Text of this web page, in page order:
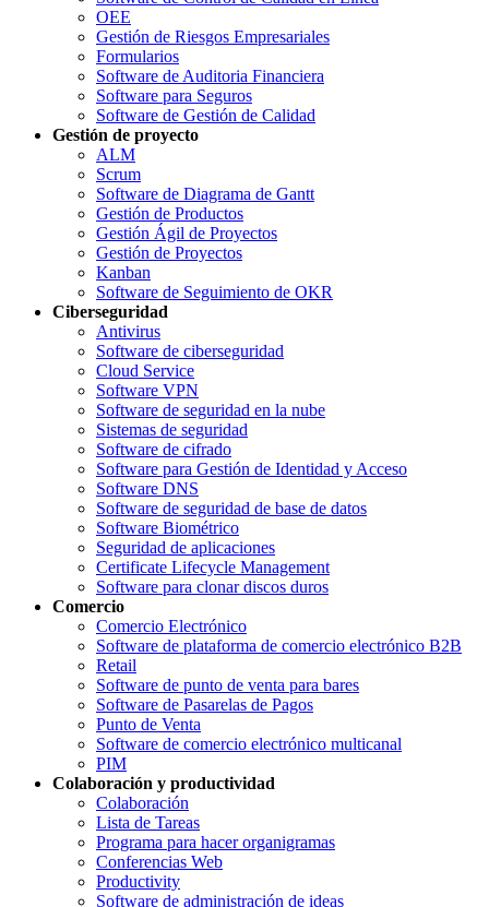
OEE
Gestión de Riesgos Empresariales
Formularios
Software de Auditoria Financiera
Software para Seguros
Software de Gestión de Calidad
Gestión de proyecto
ALM
Scrum
Software de Diagrama de Gantt
Gestión de Productos
Gestión Ágil de Proyectos
Gestión de Proyectos
Kanban
Software de Seguimiento de OKR
Ciberseguridad
Antivirus
Software de ciberseguridad
Cloud Service
Software VPN
Software de seguridad en la nube
Sistemas de seguridad
Software de cifrado
Software para Gestión de Identidad y Acceso
Software DNS
Software de seguridad de base de datos
Software Biométrico
Seguridad de aplicaciones
Certificate Lifecycle Management
Software para clonar discos duros
Comercio
Comercio Electrónico
Software de plataforma de comercio electrónico B2B
Retail
Software de punto de venta para bares
Software de Pasarelas de Pagos
Punto de Venta
Software de comercio electrónico multicanal
PIM
Colaboración y productividad
Colaboración
Lista de Tareas
Programa para hacer organigramas
Conferencias Web
Productivity
Software de administración de ideas